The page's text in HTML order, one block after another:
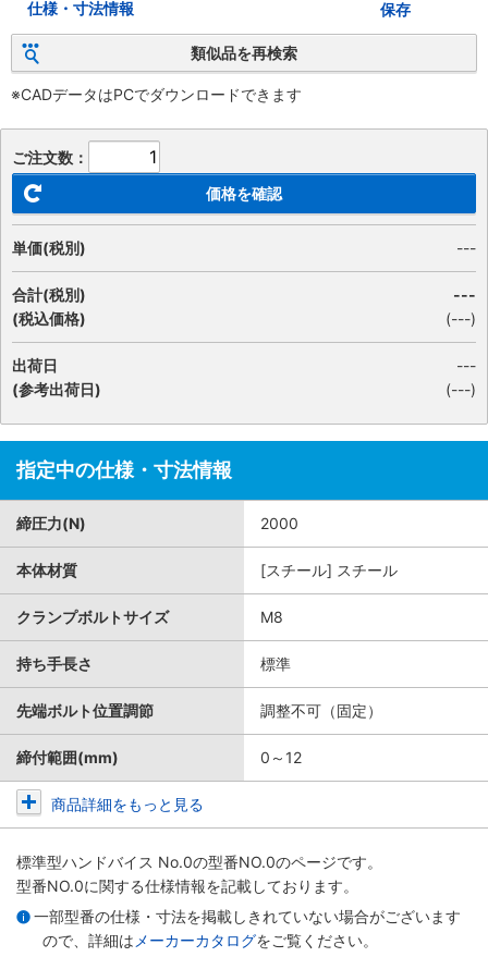
仕様・寸法情報 保存
類似品を再検索
※CADデータはPCでダウンロードできます
ご注文数：
価格を確認
単価(税別) ---
合計(税別)
(税込価格)
---
(---)
出荷日
(参考出荷日)
---
(---)
指定中の仕様・寸法情報
締圧力(N) 2000
本体材質 [スチール] スチール
クランプボルトサイズ M8
持ち手長さ 標準
先端ボルト位置調節 調整不可（固定）
締付範囲(mm) 0～12
商品詳細をもっと見る
標準型ハンドバイス No.0の型番NO.0のページです。
型番NO.0に関する仕様情報を記載しております。
一部型番の仕様・寸法を掲載しきれていない場合がございます
ので、詳細は メーカーカタログをご覧ください。